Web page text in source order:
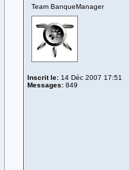
Team BanqueManager
Inscrit le: 14 Déc 2007 17:51
Messages: 849